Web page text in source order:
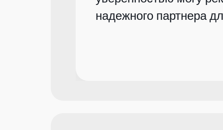
надежного партнера